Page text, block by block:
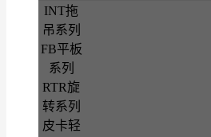
INT拖
吊系列
FB平板
系列
RTR旋
转系列
皮卡轻